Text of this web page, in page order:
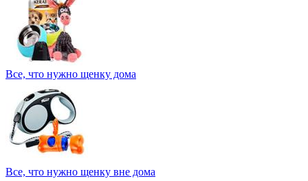
Все, что нужно щенку дома
Все, что нужно щенку вне дома